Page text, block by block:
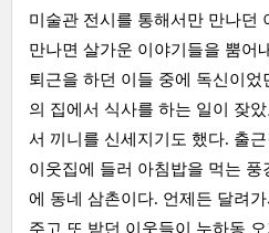
미술관 전시를 통해서만 만나던
만나면 살가운 이야기들을 뿜어
퇴근을 하던 이들 중에 독신이
의 집에서 식사를 하는 일이 잦
서 끼니를 신세지기도 했다. 출
이웃집에 들러 아침밥을 먹는 풍
에 동네 삼촌이다. 언제든 달려
주고 또 받던 이웃들이 누하동